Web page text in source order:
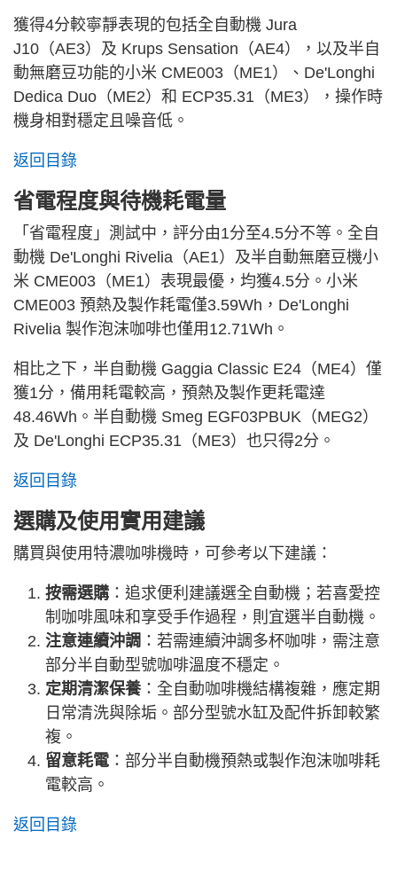
獲得4分較寧靜表現的包括全自動機 Jura
J10（AE3）及 Krups Sensation（AE4），以及半自
動無磨豆功能的小米 CME003（ME1）、De'Longhi
Dedica Duo（ME2）和 ECP35.31（ME3），操作時
機身相對穩定且噪音低。
返回目錄
省電程度與待機耗電量
「省電程度」測試中，評分由1分至4.5分不等。全自
動機 De'Longhi Rivelia（AE1）及半自動無磨豆機小
米 CME003（ME1）表現最優，均獲4.5分。小米
CME003 預熱及製作耗電僅3.59Wh，De'Longhi
Rivelia 製作泡沫咖啡也僅用12.71Wh。
相比之下，半自動機 Gaggia Classic E24（ME4）僅
獲1分，備用耗電較高，預熱及製作更耗電達
48.46Wh。半自動機 Smeg EGF03PBUK（MEG2）
及 De'Longhi ECP35.31（ME3）也只得2分。
返回目錄
選購及使用實用建議
購買與使用特濃咖啡機時，可參考以下建議：
按需選購 ：追求便利建議選全自動機；若喜愛控
制咖啡風味和享受手作過程，則宜選半自動機。
注意連續沖調 ：若需連續沖調多杯咖啡，需注意
部分半自動型號咖啡溫度不穩定。
定期清潔保養：全自動咖啡機結構複雜，應定期
日常清洗與除垢。部分型號水缸及配件拆卸較繁
複。
留意耗電 ：部分半自動機預熱或製作泡沫咖啡耗
電較高。
返回目錄